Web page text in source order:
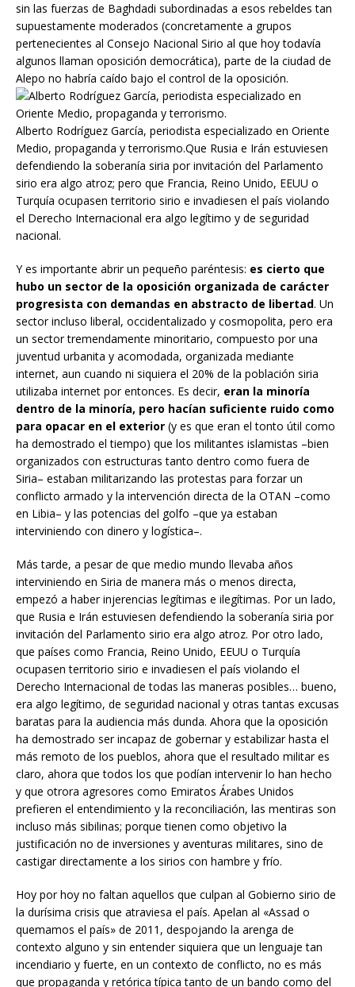
sin las fuerzas de Baghdadi subordinadas a esos rebeldes tan
supuestamente moderados (concretamente a grupos
pertenecientes al Consejo Nacional Sirio al que hoy todavía
algunos llaman oposición democrática), parte de la ciudad de
Alepo no habría caído bajo el control de la oposición.
Alberto Rodríguez García, periodista especializado en Oriente
Medio, propaganda y terrorismo.Que Rusia e Irán estuviesen
defendiendo la soberanía siria por invitación del Parlamento
sirio era algo atroz; pero que Francia, Reino Unido, EEUU o
Turquía ocupasen territorio sirio e invadiesen el país violando
el Derecho Internacional era algo legítimo y de seguridad
nacional.
Y es importante abrir un pequeño paréntesis: es cierto que
hubo un sector de la oposición organizada de carácter
progresista con demandas en abstracto de libertad. Un
sector incluso liberal, occidentalizado y cosmopolita, pero era
un sector tremendamente minoritario, compuesto por una
juventud urbanita y acomodada, organizada mediante
internet, aun cuando ni siquiera el 20% de la población siria
utilizaba internet por entonces. Es decir, eran la minoría
dentro de la minoría, pero hacían suficiente ruido como
para opacar en el exterior (y es que eran el tonto útil como
ha demostrado el tiempo) que los militantes islamistas –bien
organizados con estructuras tanto dentro como fuera de
Siria– estaban militarizando las protestas para forzar un
conflicto armado y la intervención directa de la OTAN –como
en Libia– y las potencias del golfo –que ya estaban
interviniendo con dinero y logística–.
Más tarde, a pesar de que medio mundo llevaba años
interviniendo en Siria de manera más o menos directa,
empezó a haber injerencias legítimas e ilegítimas. Por un lado,
que Rusia e Irán estuviesen defendiendo la soberanía siria por
invitación del Parlamento sirio era algo atroz. Por otro lado,
que países como Francia, Reino Unido, EEUU o Turquía
ocupasen territorio sirio e invadiesen el país violando el
Derecho Internacional de todas las maneras posibles… bueno,
era algo legítimo, de seguridad nacional y otras tantas excusas
baratas para la audiencia más dunda. Ahora que la oposición
ha demostrado ser incapaz de gobernar y estabilizar hasta el
más remoto de los pueblos, ahora que el resultado militar es
claro, ahora que todos los que podían intervenir lo han hecho
y que otrora agresores como Emiratos Árabes Unidos
prefieren el entendimiento y la reconciliación, las mentiras son
incluso más sibilinas; porque tienen como objetivo la
justificación no de inversiones y aventuras militares, sino de
castigar directamente a los sirios con hambre y frío.
Hoy por hoy no faltan aquellos que culpan al Gobierno sirio de
la durísima crisis que atraviesa el país. Apelan al «Assad o
quemamos el país» de 2011, despojando la arenga de
contexto alguno y sin entender siquiera que un lenguaje tan
incendiario y fuerte, en un contexto de conflicto, no es más
que propaganda y retórica típica tanto de un bando como del